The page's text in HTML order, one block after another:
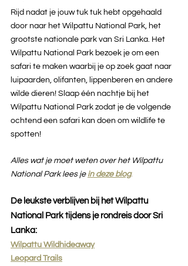
Rijd nadat je jouw tuk tuk hebt opgehaald
door naar het Wilpattu National Park, het
grootste nationale park van Sri Lanka. Het
Wilpattu National Park bezoek je om een
safari te maken waarbij je op zoek gaat naar
luipaarden, olifanten, lippenberen en andere
wilde dieren! Slaap één nachtje bij het
Wilpattu National Park zodat je de volgende
ochtend een safari kan doen om wildlife te
spotten!
Alles wat je moet weten over het Wilpattu
National Park lees je in deze blog.
De leukste verblijven bij het Wilpattu
National Park tijdens je rondreis door Sri
Lanka:
Wilpattu Wildhideaway
Leopard Trails